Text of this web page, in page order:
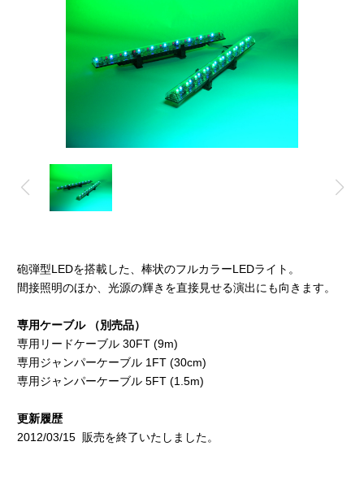
砲弾型LEDを搭載した、棒状のフルカラーLEDライト。
間接照明のほか、光源の輝きを直接見せる演出にも向きます。
専用ケーブル （別売品）
専用リードケーブル 30FT (9m)
専用ジャンパーケーブル 1FT (30cm)
専用ジャンパーケーブル 5FT (1.5m)
更新履歴
2012/03/15 販売を終了いたしました。